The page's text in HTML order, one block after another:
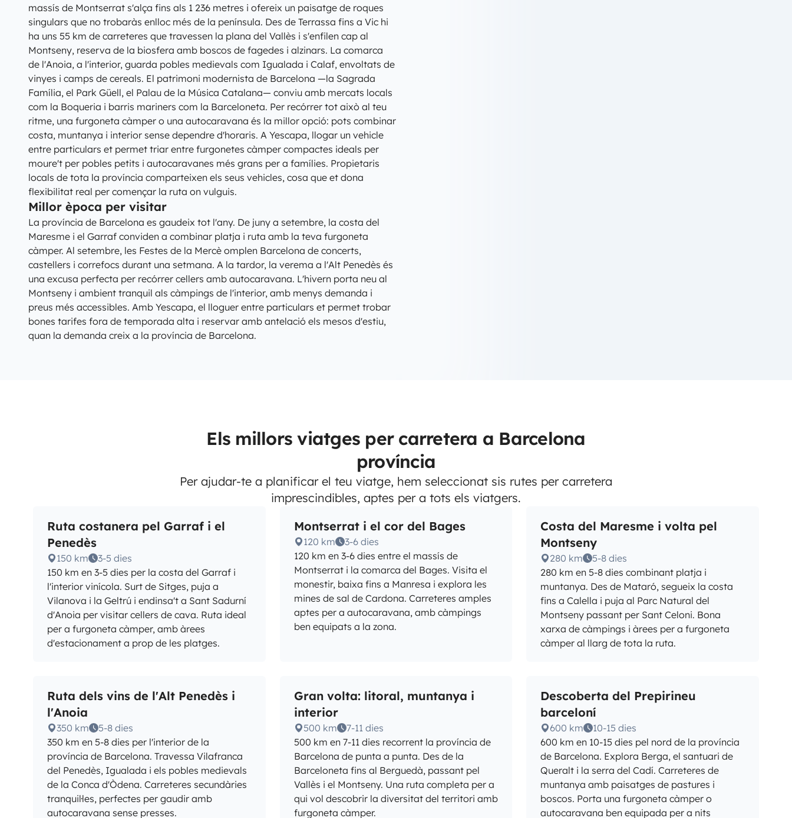
massís de Montserrat s'alça fins als 1 236 metres i ofereix un paisatge de roques
singulars que no trobaràs enlloc més de la península. Des de Terrassa fins a Vic hi
ha uns 55 km de carreteres que travessen la plana del Vallès i s'enfilen cap al
Montseny, reserva de la biosfera amb boscos de fagedes i alzinars. La comarca
de l'Anoia, a l'interior, guarda pobles medievals com Igualada i Calaf, envoltats de
vinyes i camps de cereals. El patrimoni modernista de Barcelona —la Sagrada
Família, el Park Güell, el Palau de la Música Catalana— conviu amb mercats locals
com la Boqueria i barris mariners com la Barceloneta. Per recórrer tot això al teu
ritme, una furgoneta càmper o una autocaravana és la millor opció: pots combinar
costa, muntanya i interior sense dependre d'horaris. A Yescapa, llogar un vehicle
entre particulars et permet triar entre furgonetes càmper compactes ideals per
moure't per pobles petits i autocaravanes més grans per a famílies. Propietaris
locals de tota la província comparteixen els seus vehicles, cosa que et dona
flexibilitat real per començar la ruta on vulguis.
Millor època per visitar
La província de Barcelona es gaudeix tot l'any. De juny a setembre, la costa del
Maresme i el Garraf conviden a combinar platja i ruta amb la teva furgoneta
càmper. Al setembre, les Festes de la Mercè omplen Barcelona de concerts,
castellers i correfocs durant una setmana. A la tardor, la verema a l'Alt Penedès és
una excusa perfecta per recórrer cellers amb autocaravana. L'hivern porta neu al
Montseny i ambient tranquil als càmpings de l'interior, amb menys demanda i
preus més accessibles. Amb Yescapa, el lloguer entre particulars et permet trobar
bones tarifes fora de temporada alta i reservar amb antelació els mesos d'estiu,
quan la demanda creix a la província de Barcelona.
Els millors viatges per carretera a Barcelona
província
Per ajudar-te a planificar el teu viatge, hem seleccionat sis rutes per carretera
imprescindibles, aptes per a tots els viatgers.
Ruta costanera pel Garraf i el
Penedès
150 km
3-5 dies
150 km en 3-5 dies per la costa del Garraf i
l'interior vinícola. Surt de Sitges, puja a
Vilanova i la Geltrú i endinsa't a Sant Sadurní
d'Anoia per visitar cellers de cava. Ruta ideal
per a furgoneta càmper, amb àrees
d'estacionament a prop de les platges.
Montserrat i el cor del Bages
120 km
3-6 dies
120 km en 3-6 dies entre el massís de
Montserrat i la comarca del Bages. Visita el
monestir, baixa fins a Manresa i explora les
mines de sal de Cardona. Carreteres amples
aptes per a autocaravana, amb càmpings
ben equipats a la zona.
Costa del Maresme i volta pel
Montseny
280 km
5-8 dies
280 km en 5-8 dies combinant platja i
muntanya. Des de Mataró, segueix la costa
fins a Calella i puja al Parc Natural del
Montseny passant per Sant Celoni. Bona
xarxa de càmpings i àrees per a furgoneta
càmper al llarg de tota la ruta.
Ruta dels vins de l'Alt Penedès i
l'Anoia
350 km
5-8 dies
350 km en 5-8 dies per l'interior de la
província de Barcelona. Travessa Vilafranca
del Penedès, Igualada i els pobles medievals
de la Conca d'Òdena. Carreteres secundàries
tranquil·les, perfectes per gaudir amb
autocaravana sense presses.
Gran volta: litoral, muntanya i
interior
500 km
7-11 dies
500 km en 7-11 dies recorrent la província de
Barcelona de punta a punta. Des de la
Barceloneta fins al Berguedà, passant pel
Vallès i el Montseny. Una ruta completa per a
qui vol descobrir la diversitat del territori amb
furgoneta càmper.
Descoberta del Prepirineu
barceloní
600 km
10-15 dies
600 km en 10-15 dies pel nord de la província
de Barcelona. Explora Berga, el santuari de
Queralt i la serra del Cadí. Carreteres de
muntanya amb paisatges de pastures i
boscos. Porta una furgoneta càmper o
autocaravana ben equipada per a nits